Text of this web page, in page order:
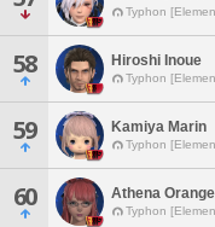
Typhon
58 Hiroshi Inoue
Typhon
59 Kamiya Marin
Typhon
60 Athena
Typhon